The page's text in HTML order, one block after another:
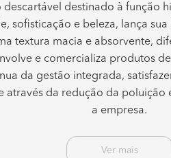
destinado à função
sofisticação e beleza, lança
textura macia e absorvente,
e comercializa produtos
da gestão integrada,
através da redução da poluição
a empresa.
Ver mais